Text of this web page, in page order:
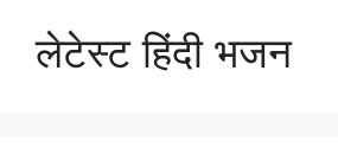
लेटेस्ट हिंदी भजन